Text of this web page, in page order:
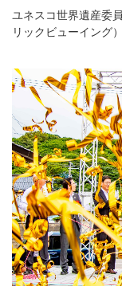
ユネスコ世界遺産委
リックビューイング）